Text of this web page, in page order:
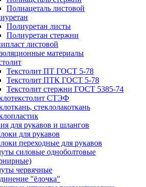
Полиацеталь листовой
Полиуретан листы
Полиуретан стержни
листовой
материалы
Текстолит ПТ ГОСТ 5-78
Текстолит ПТК ГОСТ 5-78
Текстолит стержни ГОСТ 5385-74
СТЭФ
стеклолакоткань
для рукавов и шлангов
для рукавов
переходные для рукавов
силовые одноболтовые
червячные
"ёлочка"